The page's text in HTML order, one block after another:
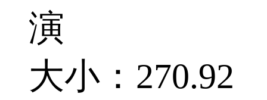
演
大小：270.92